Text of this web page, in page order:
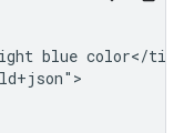
blue color</